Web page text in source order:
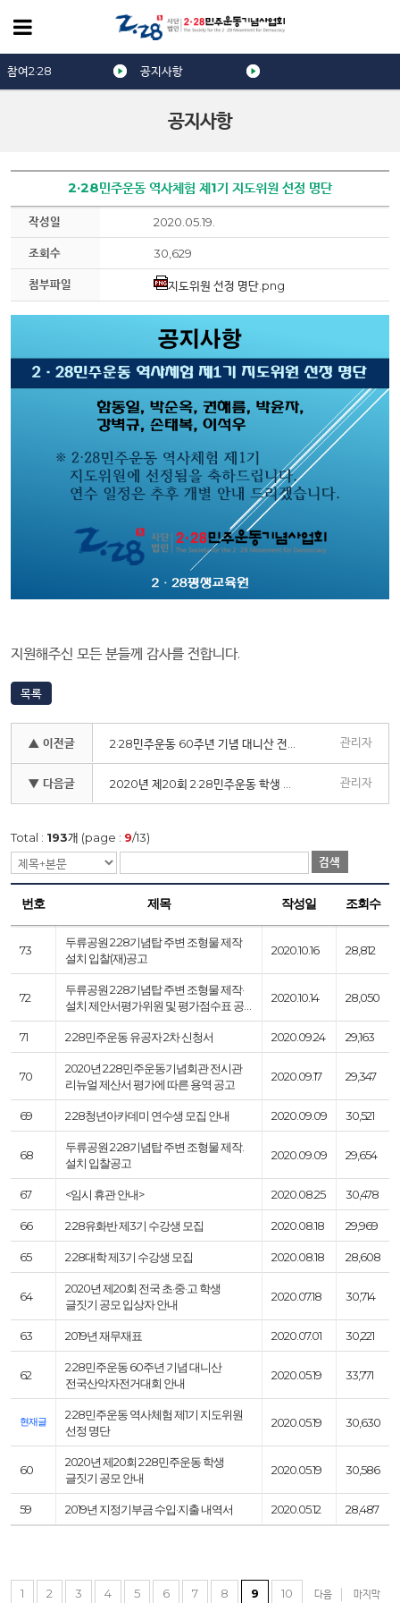
공지사항
참여2·28 공지사항
2·28민주운동 역사체험 제1기 지도위원 선정 명단
작성일 2020.05.19.
조회수 30,629
첨부파일 지도위원 선정 명단.png
지원해주신 모든 분들께 감사를 전합니다.
목록
▲ 이전글 관리자
▼ 다음글 관리자
Total : 193개 (page : 9/13)
검색
번호 제목 작성일 조회수
73
두류공원 2.28기념탑 주변 조형물 제작
설치 입찰(재)공고
2020.10.16 28,812
72
두류공원 2·28기념탑 주변 조형물 제작·
설치 제안서평가위원 및 평가점수표 공…
2020.10.14 28,050
71 2·28민주운동 유공자 2차 신청서 2020.09.24 29,163
70
2020년 2.28민주운동기념회관 전시관
리뉴얼 제산서 평가에 따른 용역 공고
2020.09.17 29,347
69 2·28청년아카데미 연수생 모집 안내 2020.09.09 30,521
68
두류공원 2·28기념탑 주변 조형물 제작.
설치 입찰공고
2020.09.09 29,654
67 <임시 휴관 안내> 2020.08.25 30,478
66 2·28유화반 제3기 수강생 모집 2020.08.18 29,969
65 2·28대학 제3기 수강생 모집 2020.08.18 28,608
64
2020년 제20회 전국 초·중·고 학생
글짓기 공모 입상자 안내
2020.07.18 30,714
63 2019년 재무재표 2020.07.01 30,221
62
2·28민주운동 60주년 기념 대니산
전국산악자전거대회 안내
2020.05.19 33,771
현재글
2·28민주운동 역사체험 제1기 지도위원
선정 명단
2020.05.19 30,630
60
2020년 제20회 2·28민주운동 학생
글짓기 공모 안내
2020.05.19 30,586
59 2019년 지정기부금 수입·지출 내역서 2020.05.12 28,487
1 2 3 4 5 6 7 8 9 10 다음 마지막